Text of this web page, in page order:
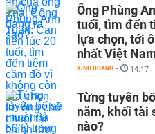
Ông Phùng
tuổi, tìm đến
lựa chọn, tới
nhất Việt
KINH DOANH - 14:17
Từng tuyên
năm, khối tài
nào?